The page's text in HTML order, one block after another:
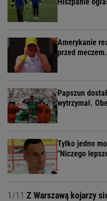
Amerykanie
przed
Papszun
wytrzymał.
Tylko jedno
"Niczego
1/11 Z Warszawą kojarzy